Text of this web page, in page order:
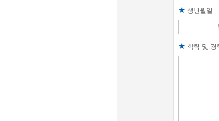
★ 생년월일
★ 학력 및 경